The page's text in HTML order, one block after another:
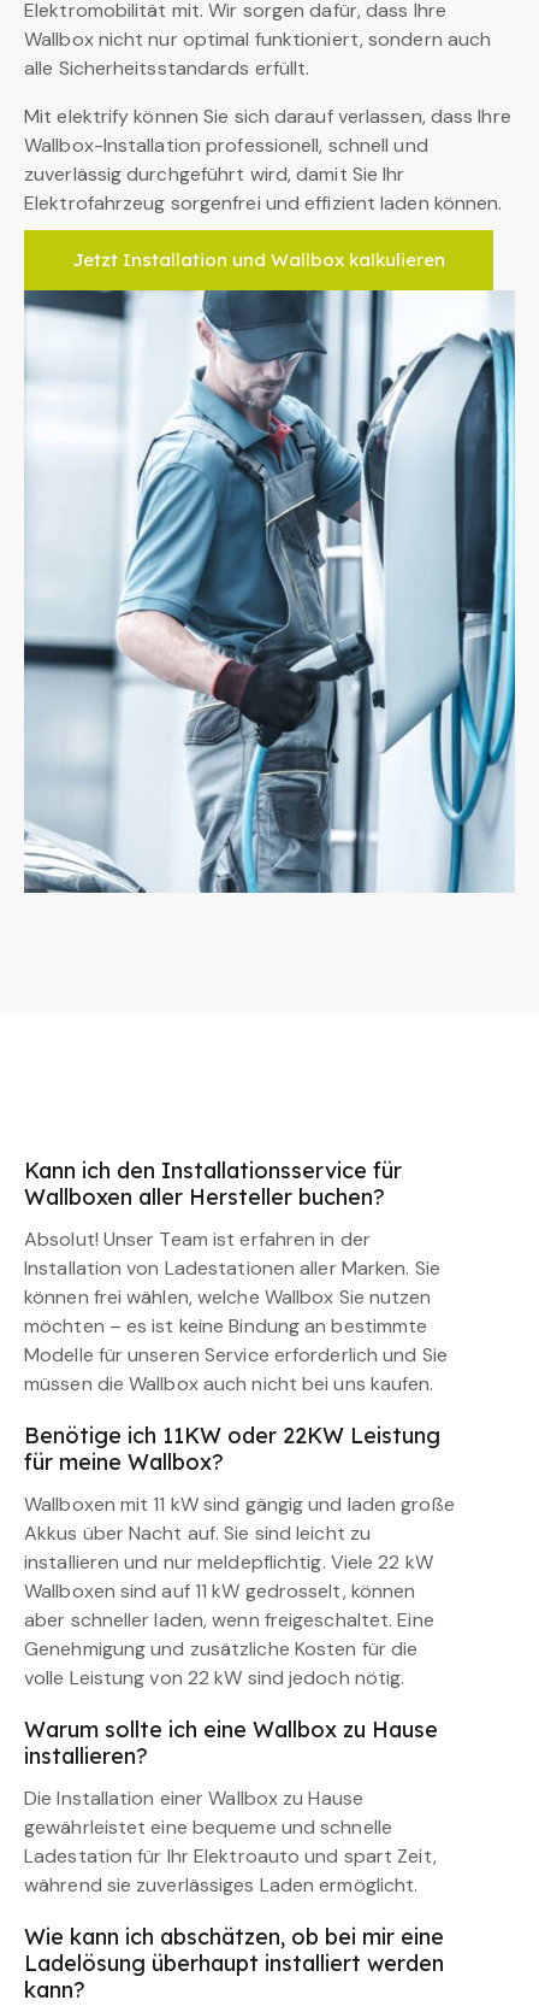
Elektromobilität mit. Wir sorgen dafür, dass Ihre
Wallbox nicht nur optimal funktioniert, sondern auch
alle Sicherheitsstandards erfüllt.
Mit elektrify können Sie sich darauf verlassen, dass Ihre
Wallbox-Installation professionell, schnell und
zuverlässig durchgeführt wird, damit Sie Ihr
Elektrofahrzeug sorgenfrei und effizient laden können.
Jetzt Installation und Wallbox kalkulieren
Kann ich den Installationsservice für
Wallboxen aller Hersteller buchen?
Absolut! Unser Team ist erfahren in der
Installation von Ladestationen aller Marken. Sie
können frei wählen, welche Wallbox Sie nutzen
möchten – es ist keine Bindung an bestimmte
Modelle für unseren Service erforderlich und Sie
müssen die Wallbox auch nicht bei uns kaufen.
Benötige ich 11KW oder 22KW Leistung
für meine Wallbox?
Wallboxen mit 11 kW sind gängig und laden große
Akkus über Nacht auf. Sie sind leicht zu
installieren und nur meldepflichtig. Viele 22 kW
Wallboxen sind auf 11 kW gedrosselt, können
aber schneller laden, wenn freigeschaltet. Eine
Genehmigung und zusätzliche Kosten für die
volle Leistung von 22 kW sind jedoch nötig.
Warum sollte ich eine Wallbox zu Hause
installieren?
Die Installation einer Wallbox zu Hause
gewährleistet eine bequeme und schnelle
Ladestation für Ihr Elektroauto und spart Zeit,
während sie zuverlässiges Laden ermöglicht.
Wie kann ich abschätzen, ob bei mir eine
Ladelösung überhaupt installiert werden
kann?